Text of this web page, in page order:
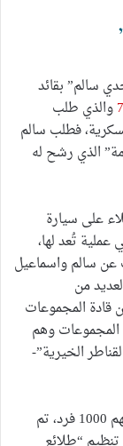
“مجدي سالم” بقائد
والذي طلب
فطلب سالم
الذي رشح له
على سيارة
تُعد لها،
عن سالم واسماعيل
وانكشاف العديد من
بشكل تدريجي، ولم يتمكن سوى 3 من قادة المجموعات
وهم
الخيرية”-
وبحلول منتصف عام 1993 بلغ عدد المقبوض عليهم 1000 فرد، تم